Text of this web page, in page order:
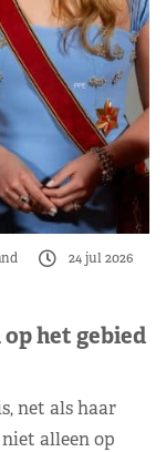
24 jul 2026
het gebied
net als haar
alleen op